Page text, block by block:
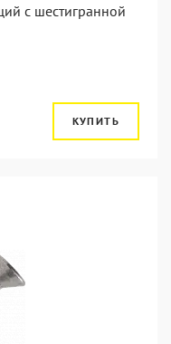
с шестигранной
КУПИТЬ